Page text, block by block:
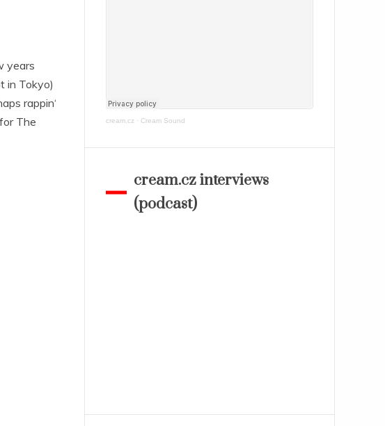
years
in Tokyo)
rappin‘
The
cream.cz · Cream Sound
cream.cz interviews
(podcast)